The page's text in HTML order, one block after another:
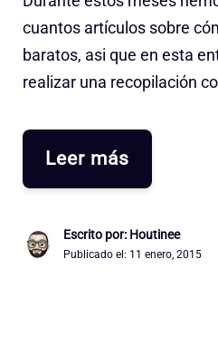
cuantos artículos sobre
baratos, asi que en esta
realizar una recopilación
Leer más
Escrito por: Houtinee
Publicado el: 11 enero, 2015